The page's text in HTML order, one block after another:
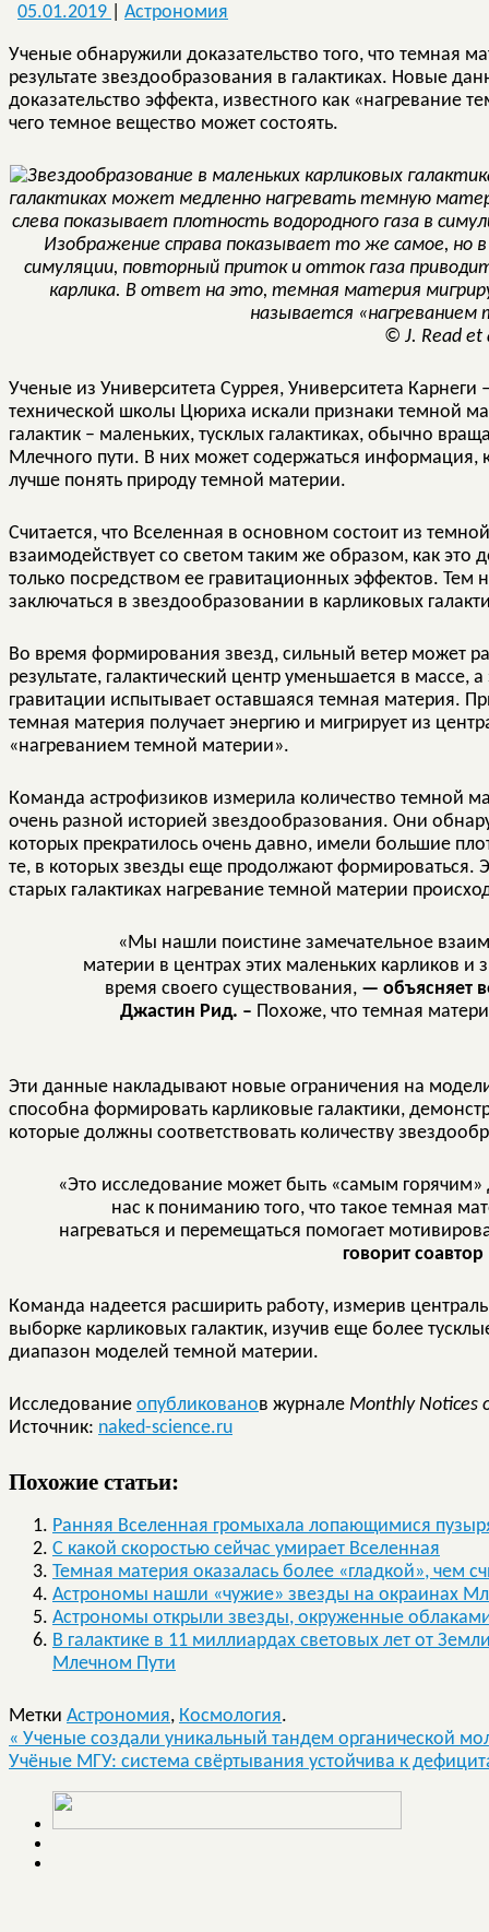
05.01.2019 Астрономия
Ученые обнаружили доказательство того, что темная
результате звездообразования в галактиках. Новые
доказательство эффекта, известного как «нагревание
чего темное вещество может состоять.
галактиках может медленно нагревать темную
слева показывает плотность водородного газа в
Изображение справа показывает то же самое, но в
симуляции, повторный приток и отток газа
карлика. В ответ на это, темная материя
называется
© J. Read et
Ученые из Университета Суррея, Университета
технической школы Цюриха искали признаки темной
галактик – маленьких, тусклых галактиках, обычно
Млечного пути. В них может содержаться
лучше понять природу темной материи.
Считается, что Вселенная в основном состоит из
взаимодействует со светом таким же образом, как
только посредством ее гравитационных эффектов.
заключаться в звездообразовании в карликовых
Во время формирования звезд, сильный ветер может
результате, галактический центр уменьшается в массе,
гравитации испытывает оставшаяся темная материя.
темная материя получает энергию и мигрирует из
«нагреванием темной материи».
Команда астрофизиков измерила количество темной
очень разной историей звездообразования. Они
которых прекратилось очень давно, имели большие
те, в которых звезды еще продолжают формироваться.
старых галактиках нагревание темной материи
«Мы нашли поистине замечательное
материи в центрах этих маленьких карликов
время своего существования, — объясняет
Джастин Рид. – Похоже, что темная
Эти данные накладывают новые ограничения на
способна формировать карликовые галактики,
которые должны соответствовать количеству
«Это исследование может быть «самым
нас к пониманию того, что такое темная
нагреваться и перемещаться помогает
говорит
Команда надеется расширить работу, измерив
выборке карликовых галактик, изучив еще более
диапазон моделей темной материи.
Исследование опубликованов журнале Monthly Notices
Источник: naked-science.ru
Похожие статьи:
Ранняя Вселенная громыхала лопающимися
С какой скоростью сейчас умирает Вселенная
Темная материя оказалась более «гладкой», чем
Астрономы нашли «чужие» звезды на окраинах
Астрономы открыли звезды, окруженные
В галактике в 11 миллиардах световых лет от
Млечном Пути
Метки Астрономия, Космология.
« Ученые создали уникальный тандем органической
Учёные МГУ: система свёртывания устойчива к